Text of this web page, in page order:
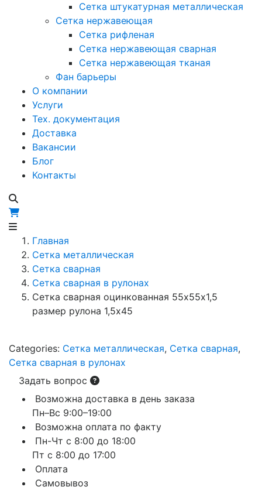
Сетка штукатурная металлическая
Сетка нержавеющая
Сетка рифленая
Сетка нержавеющая сварная
Сетка нержавеющая тканая
Фан барьеры
О компании
Услуги
Тех. документация
Доставка
Вакансии
Блог
Контакты
Главная
Сетка металлическая
Сетка сварная
Сетка сварная в рулонах
Сетка сварная оцинкованная 55х55х1,5
размер рулона 1,5х45
Categories: Сетка металлическая, Сетка сварная,
Сетка сварная в рулонах
Задать вопрос
Возможна доставка в день заказа
Пн–Вс 9:00–19:00
Возможна оплата по факту
Пн-Чт с 8:00 до 18:00
Пт с 8:00 до 17:00
Оплата
Самовывоз